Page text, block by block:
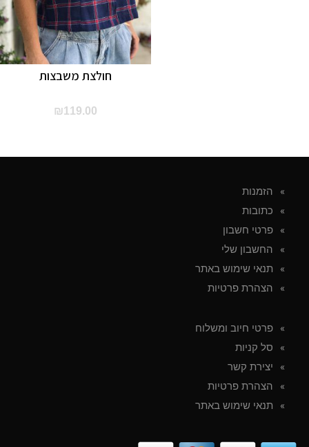
חולצת משבצות
₪119.00
הזמנות
כתובות
פרטי חשבון
החשבון שלי
תנאי שימוש באתר
הצהרת פרטיות
פרטי חיוב ומשלוח
סל קניות
יצירת קשר
הצהרת פרטיות
תנאי שימוש באתר